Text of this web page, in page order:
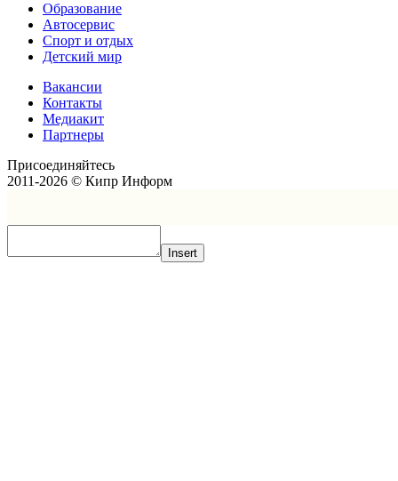
Образование
Автосервис
Спорт и отдых
Детский мир
Вакансии
Контакты
Медиакит
Партнеры
Присоединяйтесь
2011-2026 © Кипр Информ
Insert